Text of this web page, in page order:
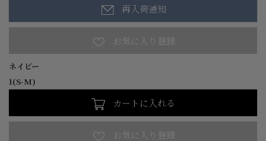
再入荷通知
ネイビー
1(S-M)
カートに入れる